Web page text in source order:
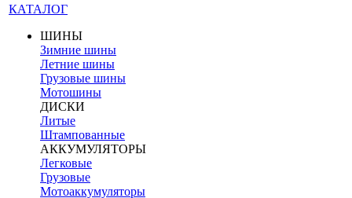
КАТАЛОГ
ШИНЫ
Зимние шины
Летние шины
Грузовые шины
Мотошины
ДИСКИ
Литые
Штампованные
АККУМУЛЯТОРЫ
Легковые
Грузовые
Мотоаккумуляторы